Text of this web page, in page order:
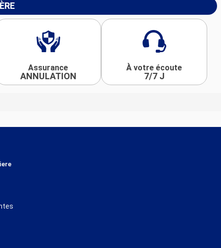
Assurance
ANNULATION
À votre écoute
7/7 J